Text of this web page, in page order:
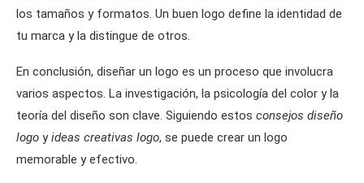
los tamaños y formatos. Un buen logo define la identidad de
tu marca y la distingue de otros.
En conclusión, diseñar un logo es un proceso que involucra
varios aspectos. La investigación, la psicología del color y la
teoría del diseño son clave. Siguiendo estos consejos diseño
logo yideas creativas logo, se puede crear un logo
memorable y efectivo.